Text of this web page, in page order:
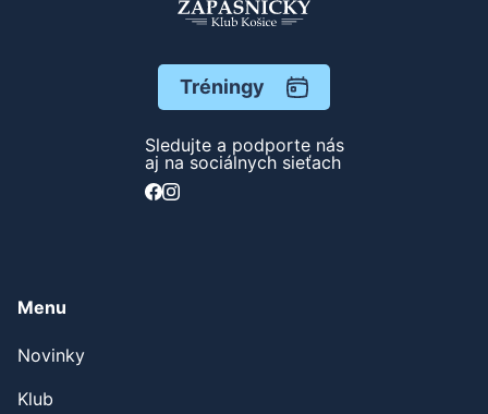
Tréningy
Sledujte a podporte nás
aj na sociálnych sieťach
Menu
Novinky
Klub